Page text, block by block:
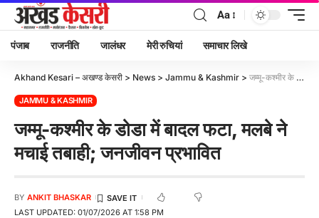
Aa
पंजाब राजनीति जालंधर मेरी रुचियां समाचार लिखे
Akhand Kesari – अखण्ड केसरी > News > Jammu & Kashmir > जम्मू-कश्मीर के डोडा में बादल फटा, मलबे ने मचाई तबाही; जनजीवन प्रभावित
JAMMU & KASHMIR
जम्मू-कश्मीर के डोडा में बादल फटा, मलबे ने
मचाई तबाही; जनजीवन प्रभावित
LAST UPDATED: 01/07/2026 AT 1:58 PM
BY ANKIT BHASKAR